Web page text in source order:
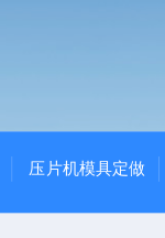
压片机模具定做